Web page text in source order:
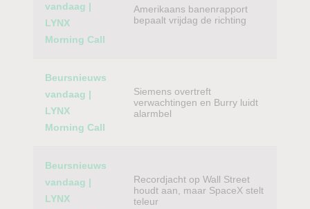
vandaag |
LYNX
Morning Call
Amerikaans banenrapport
bepaalt vrijdag de richting
Beursnieuws
vandaag |
LYNX
Morning Call
Siemens overtreft
verwachtingen en Burry luidt
alarmbel
Beursnieuws
vandaag |
LYNX
Recordjacht op Wall Street
houdt aan, maar SpaceX stelt
teleur